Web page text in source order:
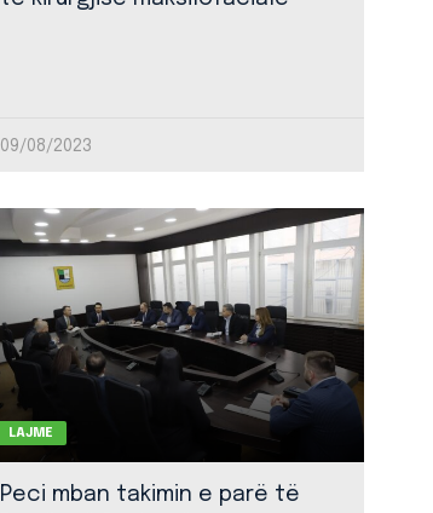
09/08/2023
LAJME
Peci mban takimin e parë të